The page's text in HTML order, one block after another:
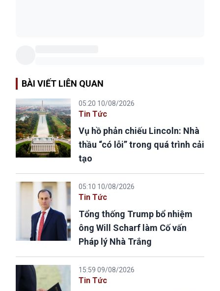
BÀI VIẾT LIÊN QUAN
05:20 10/08/2026
Tin Tức
Vụ hồ phản chiếu Lincoln: Nhà
thầu “có lỗi” trong quá trình cải
tạo
05:10 10/08/2026
Tin Tức
Tổng thống Trump bổ nhiệm
ông Will Scharf làm Cố vấn
Pháp lý Nhà Trắng
15:59 09/08/2026
Tin Tức